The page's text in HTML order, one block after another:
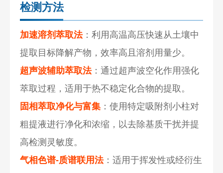
检测方法
加速溶剂萃取法：利用高温高压快速从土壤中
提取目标降解产物，效率高且溶剂用量少。
超声波辅助萃取法：通过超声波空化作用强化
萃取过程，适用于热不稳定化合物的提取。
固相萃取净化与富集 ：使用特定吸附剂小柱对
粗提液进行净化和浓缩，以去除基质干扰并提
高检测灵敏度。
气相色谱-质谱联用法：适用于挥发性或经衍生